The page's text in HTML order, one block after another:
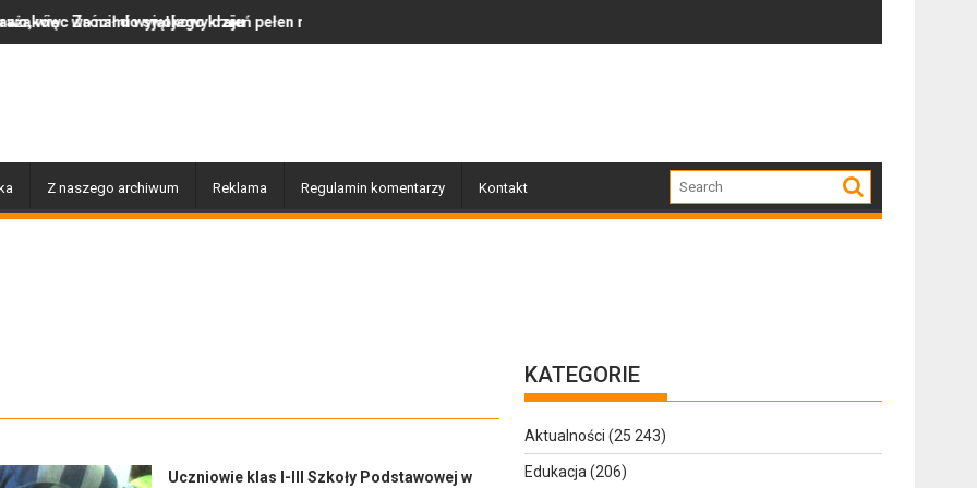
swojego krajudzień pełen muzyki, tańca i niezapomnianych emocji!Uwaga! Usuwamy drzewa uszkodzone przez nawałnicę
Z naszego archiwum Reklama Regulamin komentarzy Kontakt
Uczniowie klas I-III Szkoły Podstawowej w
KATEGORIE
Aktualności (25 243)
Edukacja (206)